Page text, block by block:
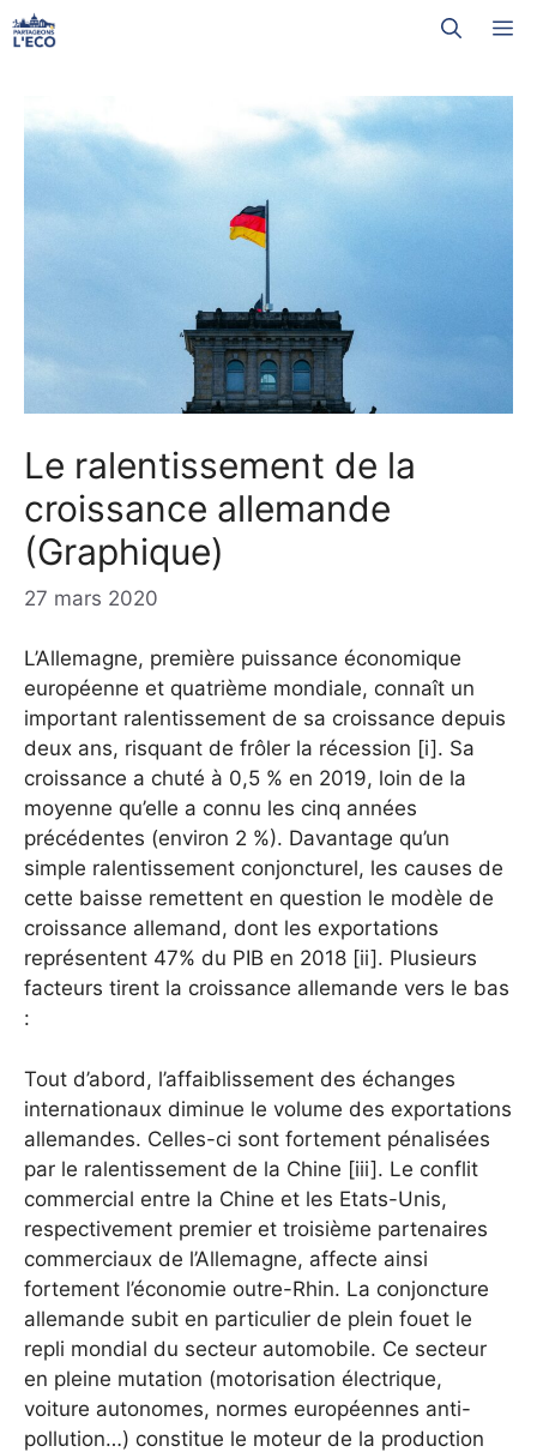
Aller
au
Le ralentissement de la
croissance allemande
(Graphique)
27 mars 2020
L’Allemagne, première puissance économique
européenne et quatrième mondiale, connaît un
important ralentissement de sa croissance depuis
deux ans, risquant de frôler la récession [i]. Sa
croissance a chuté à 0,5 % en 2019, loin de la
moyenne qu’elle a connu les cinq années
précédentes (environ 2 %). Davantage qu’un
simple ralentissement conjoncturel, les causes de
cette baisse remettent en question le modèle de
croissance allemand, dont les exportations
représentent 47% du PIB en 2018 [ii]. Plusieurs
facteurs tirent la croissance allemande vers le bas
:
Tout d’abord, l’affaiblissement des échanges
internationaux diminue le volume des exportations
allemandes. Celles-ci sont fortement pénalisées
par le ralentissement de la Chine [iii]. Le conflit
commercial entre la Chine et les Etats-Unis,
respectivement premier et troisième partenaires
commerciaux de l’Allemagne, affecte ainsi
fortement l’économie outre-Rhin. La conjoncture
allemande subit en particulier de plein fouet le
repli mondial du secteur automobile. Ce secteur
en pleine mutation (motorisation électrique,
voiture autonomes, normes européennes anti-
pollution…) constitue le moteur de la production